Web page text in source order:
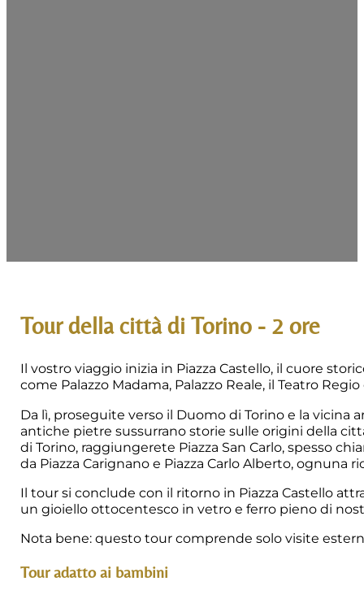
Tour della città di Torino - 2 ore
Il vostro viaggio inizia in Piazza Castello, il cuore
come Palazzo Madama, Palazzo Reale, il Teatro
Da lì, proseguite verso il Duomo di Torino e la vicina
antiche pietre sussurrano storie sulle origini della
di Torino, raggiungerete Piazza San Carlo, spesso
da Piazza Carignano e Piazza Carlo Alberto, ognuna
Il tour si conclude con il ritorno in Piazza Castello
un gioiello ottocentesco in vetro e ferro pieno di
Nota bene: questo tour comprende solo visite
Tour adatto ai bambini